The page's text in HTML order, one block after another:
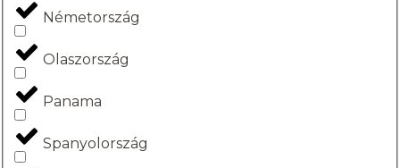
Németország
Olaszország
Panama
Spanyolország